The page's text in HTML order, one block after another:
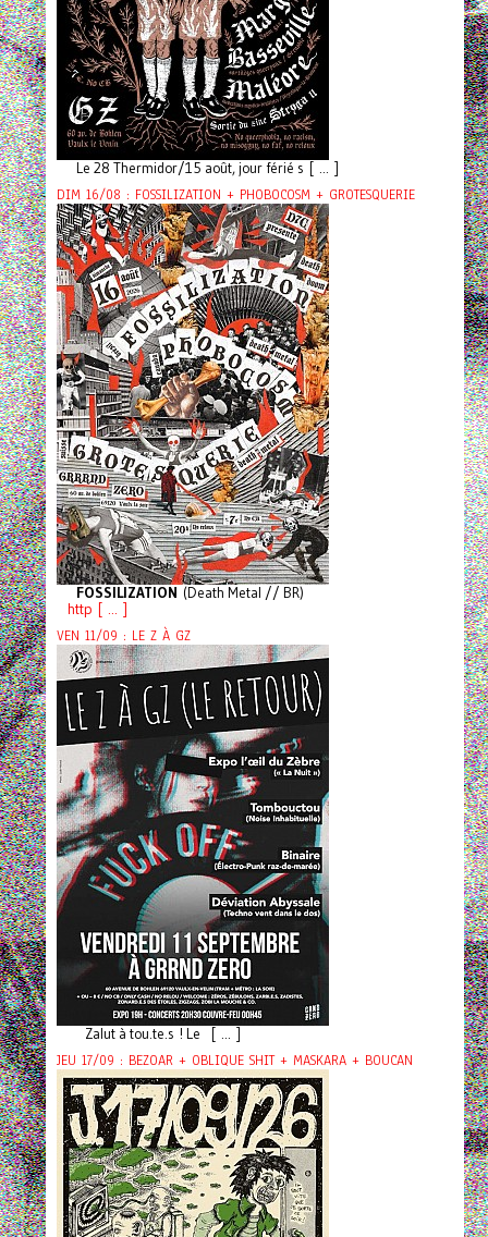
Le 28 Thermidor/15 août, jour férié s [ ... ]
DIM 16/08 : FOSSILIZATION + PHOBOCOSM + GROTESQUERIE
FOSSILIZATION (Death Metal // BR)
http [ ... ]
VEN 11/09 : LE Z À GZ
Zalut à tou.te.s ! Le [ ... ]
JEU 17/09 : BEZOAR + OBLIQUE SHIT + MASKARA + BOUCAN